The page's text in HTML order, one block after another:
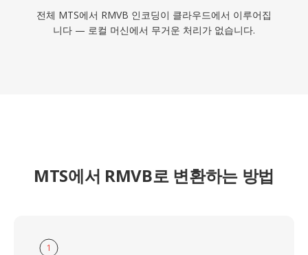
전체 MTS에서 RMVB 인코딩이 클라우드에서 이루어집
니다 — 로컬 머신에서 무거운 처리가 없습니다.
MTS에서 RMVB로 변환하는 방법
1